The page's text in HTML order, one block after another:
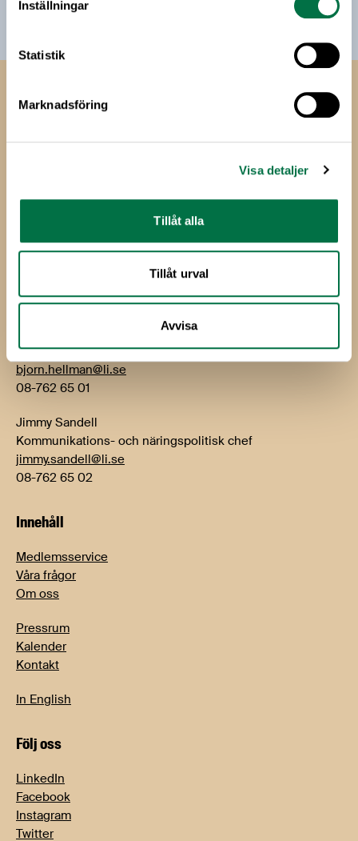
Inställningar
Statistik
Marknadsföring
Visa detaljer
Tillåt alla
Tillåt urval
Avvisa
Box 5501
Besök: Storgatan 19
Telefon: 08-762 65 00
Kontakt
VD
bjorn.hellman@li.se
08-762 65 01
Jimmy Sandell
Kommunikations- och näringspolitisk chef
jimmy.sandell@li.se
08-762 65 02
Innehåll
Medlemsservice
Våra frågor
Om oss
Pressrum
Kalender
Kontakt
In English
Följ oss
LinkedIn
Facebook
Instagram
Twitter